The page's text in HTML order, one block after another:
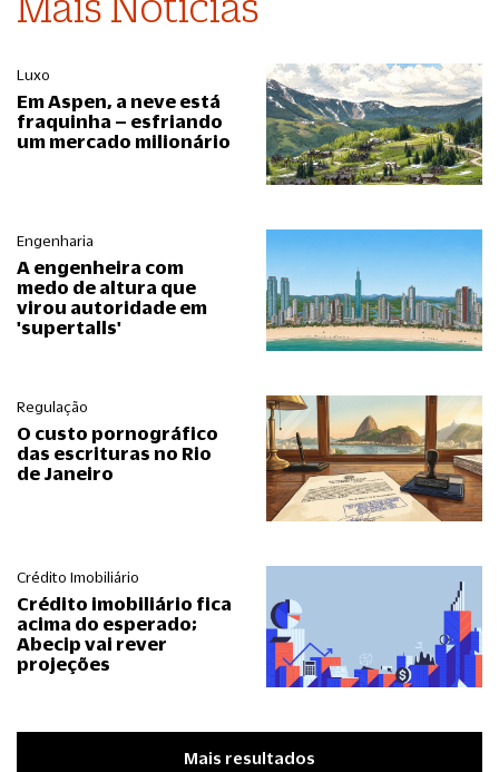
Luxo
Em Aspen, a neve está
fraquinha – esfriando
um mercado milionário
Engenharia
A engenheira com
medo de altura que
virou autoridade em
'supertalls'
Regulação
O custo pornográfico
das escrituras no Rio
de Janeiro
Crédito Imobiliário
Crédito imobiliário fica
acima do esperado;
Abecip vai rever
projeções
Mais resultados